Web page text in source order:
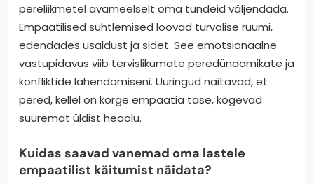
pereliikmetel avameelselt oma tundeid väljendada.
Empaatilised suhtlemised loovad turvalise ruumi,
edendades usaldust ja sidet. See emotsionaalne
vastupidavus viib tervislikumate peredünaamikate ja
konfliktide lahendamiseni. Uuringud näitavad, et
pered, kellel on kõrge empaatia tase, kogevad
suuremat üldist heaolu.
Kuidas saavad vanemad oma lastele
empaatilist käitumist näidata?